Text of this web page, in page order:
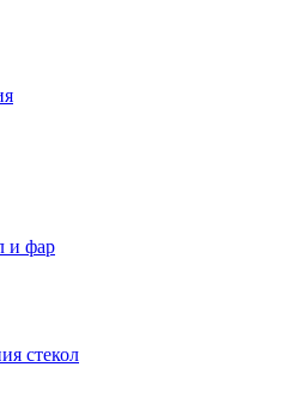
и фар
стекол